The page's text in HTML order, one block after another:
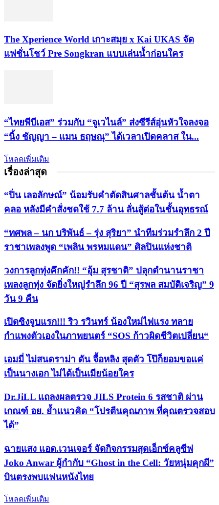
​The Xperience World เกาะสมุย x Kai UKAS จัด
แฟชั่นโชว์ Pre Songkran แบบเล่นน้ำก่อนใคร
“ไทยพีบีเอส” ร่วมกับ “จูเวไนล์” ส่งซีรีส์อุ่นหัวใจลงจอ
“นิ้ง ชัญญา – แมน ธฤษณุ” ได้เวลาเปิดคลาส ใน...
โหลดเพิ่มเติม
เรื่องล่าสุด
“ปิ่น เลอลักษณ์” น้อมรับคำตัดสินศาลชั้นต้น น้ำตา
คลอ หลังมีคำสั่งชดใช้ 7.7 ล้าน ลั่นสู้ต่อในชั้นอุทธรณ์
“ทศพล – นก บริพันธ์ – รุ่ง สุริยา” นำทีมร่วมรำลึก 2 ปี
ราชาเพลงพูด “เพลิน พรหมแดน” ศิลปินแห่งชาติ
วงการลูกทุ่งคึกคัก!! “อุ้ม สุรชาติ” ปลุกตำนานราชา
เพลงลูกทุ่ง จัดยิ่งใหญ่รำลึก 96 ปี “สุรพล สมบัติเจริญ” 9
วัน 9 คืน
เปิดซิงจูบแรก!!! ริว รวินทร์ น้องใหม่ไฟแรง ทลาย
กำแพงตัวเองในภาพยนตร์ “SOS ก้าวผิดชีวิตเปลี่ยน“
เอมมี่ ไม่สนดราม่า ดัน จื้อหลิง สุดตัว โป๊ก็ยอมขอแค่
เป็นนางเอก ไม่ได้เป็นเมียน้อยใคร
Dr.JiLL แถลงผลตรวจ JILS Protein 6 รสชาติ ผ่าน
เกณฑ์ อย. ย้ำแนวคิด “โปรตีนคุณภาพ ที่คุณตรวจสอบ
ได้”
ฉายแสง แอด.เวนเจอร์ จัดกิจกรรมสุดเอ็กซ์คลูซีฟ
Joko Anwar ผู้กำกับ “Ghost in the Cell: วัยหนุ่มคุกผี”
บินตรงพบแฟนหนังไทย
โหลดเพิ่มเติม